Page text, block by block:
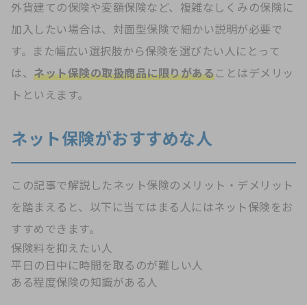
外貨建ての保険や変額保険など、複雑なしくみの保険に
加入したい場合は、対面型保険で細かい説明が必要で
す。また幅広い選択肢から保険を選びたい人にとって
は、 ネット保険の取扱商品に限りがあることはデメリッ
トといえます。
ネット保険がおすすめな人
この記事で解説したネット保険のメリット・デメリット
を踏まえると、以下に当てはまる人にはネット保険をお
すすめできます。
保険料を抑えたい人
平日の日中に時間を取るのが難しい人
ある程度保険の知識がある人